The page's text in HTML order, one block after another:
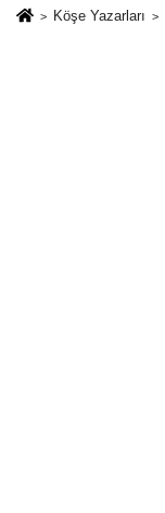
Köşe Yazarları